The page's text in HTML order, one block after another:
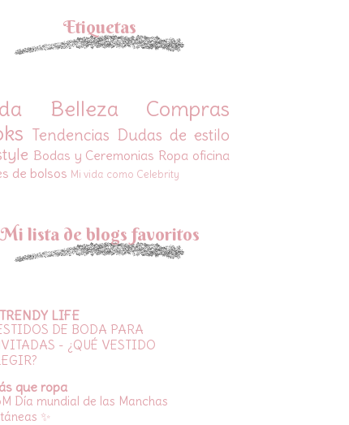
Etiquetas
Belleza
Compras
Tendencias Dudas de estilo
Bodas y Ceremonias Ropa oficina
de bolsos Mi vida como Celebrity
Mi lista de blogs favoritos
LIFE
DE BODA PARA
- ¿QUÉ VESTIDO
que ropa
Día mundial de las Manchas
✨